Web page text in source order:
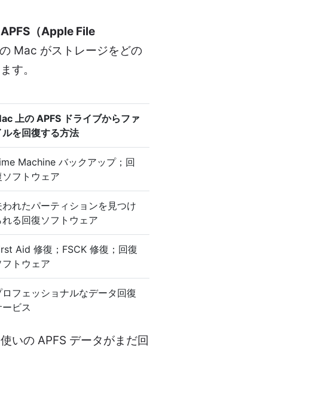
APFS（Apple File
Mac がストレージをどの
す。
上の APFS ドライブからファ
ルを回復する方法
Machine バックアップ；回
ソフトウェア
われたパーティションを見つけ
れる回復ソフトウェア
Aid 修復；FSCK 修復；回復
フトウェア
ロフェッショナルなデータ回復
ービス
いの APFS データがまだ回